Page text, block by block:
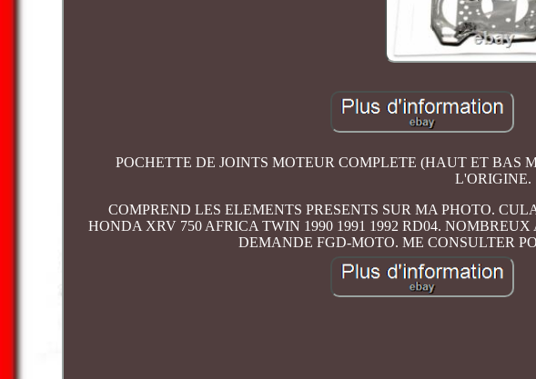
POCHETTE DE JOINTS MOTEUR COMPLETE (HAUT ET BAS
L'ORIGINE.
COMPREND LES ELEMENTS PRESENTS SUR MA PHOTO.
HONDA XRV 750 AFRICA TWIN 1990 1991 1992 RD04.
DEMANDE FGD-MOTO. ME CONSULTER